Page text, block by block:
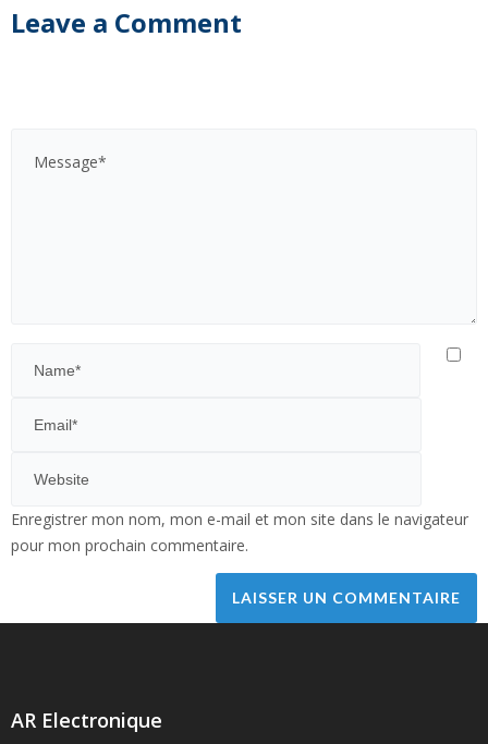
Leave a Comment
Enregistrer mon nom, mon e-mail et mon site dans le navigateur
pour mon prochain commentaire.
AR Electronique